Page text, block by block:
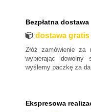
Bezpłatna dostawa
dostawa gratis
Złóż zamówienie za
wybierając
wyślemy paczkę za
Ekspresowa